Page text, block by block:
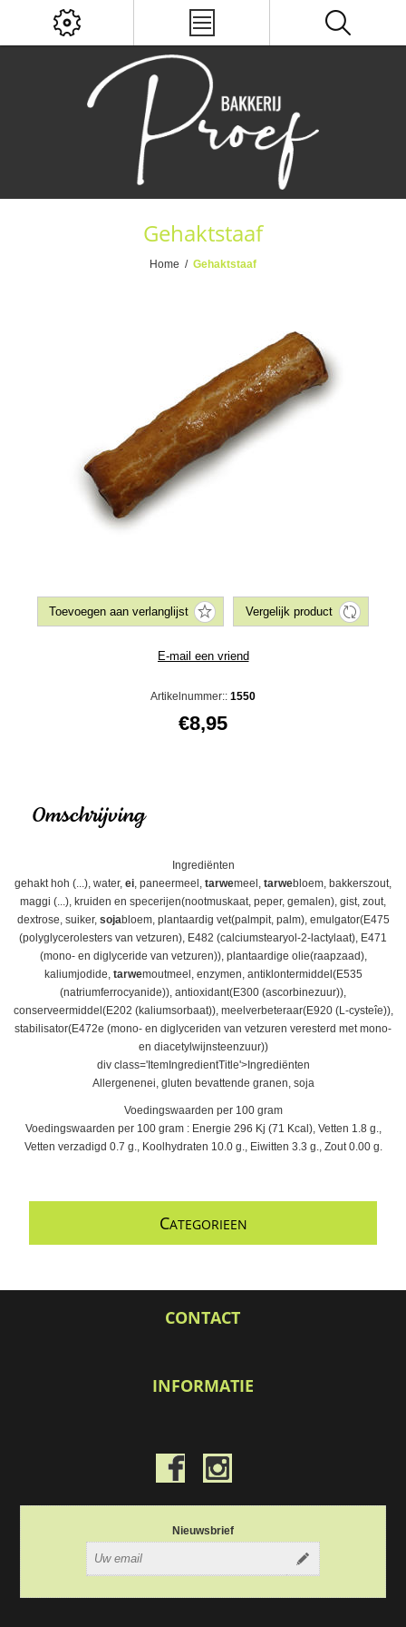
Gehaktstaaf
Home / Gehaktstaaf
Artikelnummer:: 1550
€8,95
Omschrijving
Ingrediënten
gehakt hoh (...), water, ei , paneermeel, tarwemeel, tarwebloem, bakkerszout,
maggi (...), kruiden en specerijen(nootmuskaat, peper, gemalen), gist, zout,
dextrose, suiker, sojabloem, plantaardig vet(palmpit, palm), emulgator(E475
(polyglycerolesters van vetzuren), E482 (calciumstearyol-2-lactylaat), E471
(mono- en diglyceride van vetzuren)), plantaardige olie(raapzaad),
kaliumjodide, tarwemoutmeel, enzymen, antiklontermiddel(E535
(natriumferrocyanide)), antioxidant(E300 (ascorbinezuur)),
conserveermiddel(E202 (kaliumsorbaat)), meelverbeteraar(E920 (L-cysteîe)),
stabilisator(E472e (mono- en diglyceriden van vetzuren veresterd met mono-
en diacetylwijnsteenzuur))
div class='ItemIngredientTitle'>Ingrediënten
Allergenenei, gluten bevattende granen, soja
Voedingswaarden per 100 gram
Voedingswaarden per 100 gram : Energie 296 Kj (71 Kcal), Vetten 1.8 g.,
Vetten verzadigd 0.7 g., Koolhydraten 10.0 g., Eiwitten 3.3 g., Zout 0.00 g.
CATEGORIEEN
CONTACT
INFORMATIE
Nieuwsbrief